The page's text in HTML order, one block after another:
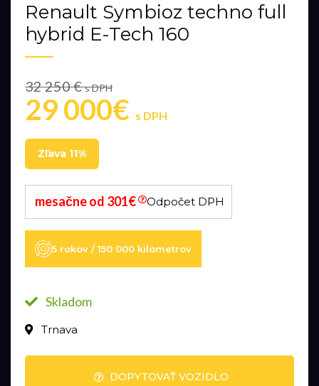
Renault Symbioz techno full
hybrid E-Tech 160
32 250 €s DPH
29 000€ s DPH
Zľava 11%
mesačne od 301€ Odpočet DPH
5 rokov / 150 000 kilometrov
Skladom
Trnava
DOPYTOVAŤ VOZIDLO